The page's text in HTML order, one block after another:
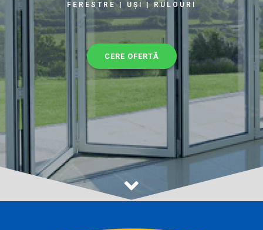
FERESTRE | UȘI | RULOURI
CERE OFERTĂ